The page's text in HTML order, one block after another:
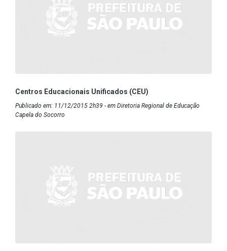
Centros Educacionais Unificados (CEU)
Publicado em: 11/12/2015 2h39 - em Diretoria Regional de Educação
Capela do Socorro